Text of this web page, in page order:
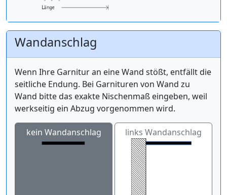
Wandanschlag
Wenn Ihre Garnitur an eine Wand stößt, entfällt die
seitliche Endung. Bei Garnituren von Wand zu
Wand bitte das exakte Nischenmaß eingeben, weil
werkseitig ein Abzug vorgenommen wird.
kein Wandanschlag links Wandanschlag